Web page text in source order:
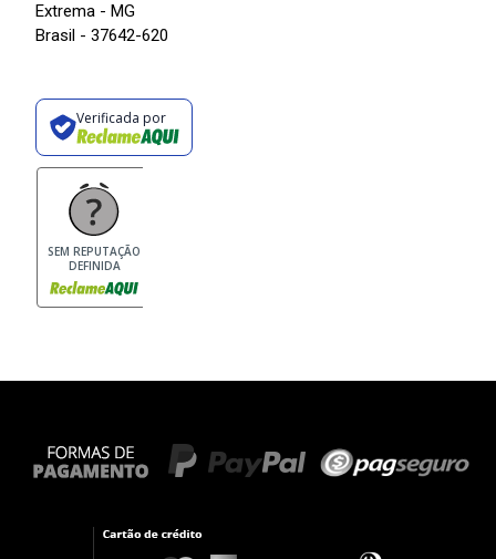
Extrema - MG
Brasil - 37642-620
Verificada por
SEM REPUTAÇÃO
DEFINIDA